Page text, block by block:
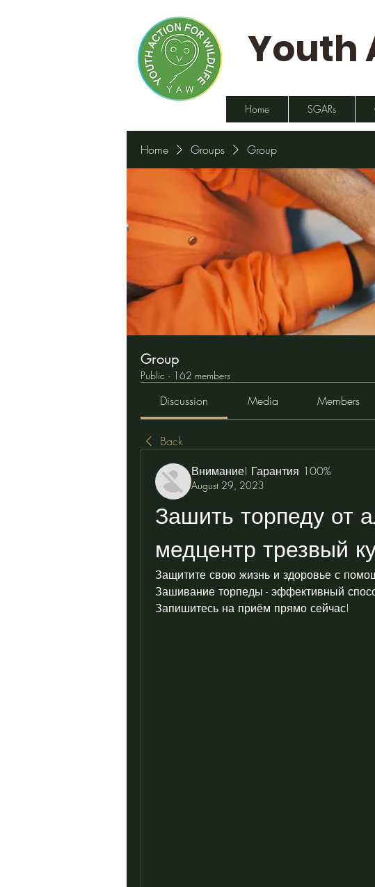
Youth
Home SGARs
Home Groups Group
Group
Public · 162 members
Discussion Media Members
Back
Внимание! Гарантия 100%
August 29, 2023
Зашить торпеду от
медцентр трезвый
Защитите свою жизнь и здоровье с
Зашивание торпеды - эффективный
Запишитесь на приём прямо сейчас!